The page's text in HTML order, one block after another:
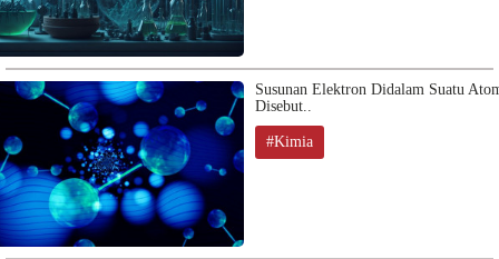
Susunan Elektron Didalam Suatu
Disebut..
#Kimia